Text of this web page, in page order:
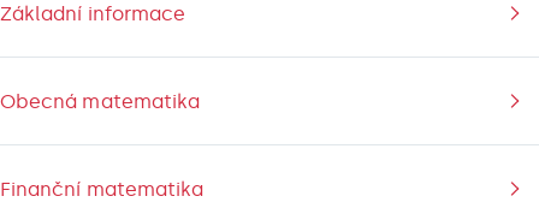
Základní informace
Obecná matematika
Finanční matematika